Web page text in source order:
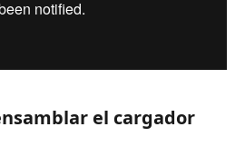
el cargador